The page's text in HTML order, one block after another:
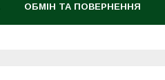
ОБМІН ТА ПОВЕРНЕННЯ